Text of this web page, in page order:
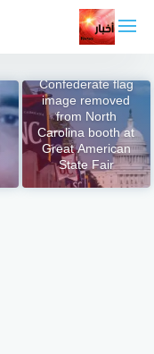
المحتوى
Confederate flag
image removed
from North
Carolina booth at
Great American
State Fair